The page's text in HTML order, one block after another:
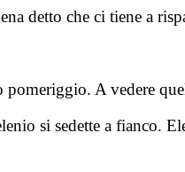
detto che ci tiene a
A vedere
si sedette a fianco.